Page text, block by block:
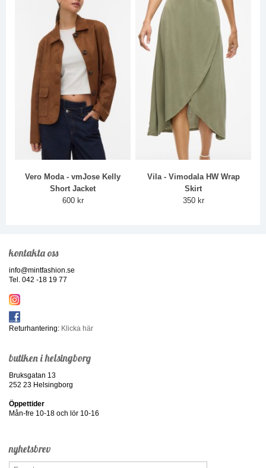
Vero Moda - vmJose Kelly
Short Jacket
600 kr
Vila - Vimodala HW Wrap
Skirt
350 kr
kontakta oss
info@mintfashion.se
Tel. 042 -18 19 77
Returhantering: Klicka här
butiken i helsingborg
Bruksgatan 13
252 23 Helsingborg
Öppettider
Mån-fre 10-18 och lör 10-16
nyhetsbrev